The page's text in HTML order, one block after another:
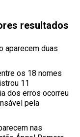
resultados
aparecem duas
os 18 nomes
11
dos erros ocorreu
pela
nas